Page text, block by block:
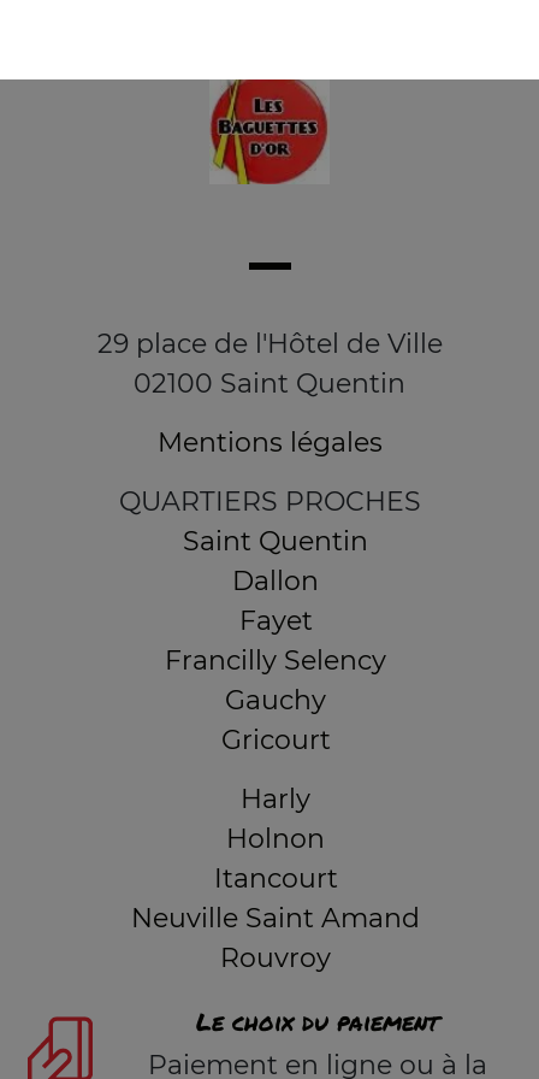
29 place de l'Hôtel de Ville
02100 Saint Quentin
Mentions légales
QUARTIERS PROCHES
Saint Quentin
Dallon
Fayet
Francilly Selency
Gauchy
Gricourt
Harly
Holnon
Itancourt
Neuville Saint Amand
Rouvroy
Le choix du paiement
Paiement en ligne ou à la